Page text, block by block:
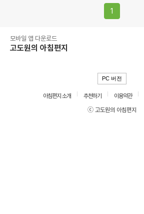
1
모바일 앱 다운로드
고도원의 아침편지
PC 버전
아침편지 소개 추천하기 이용약관
ⓒ 고도원의 아침편지